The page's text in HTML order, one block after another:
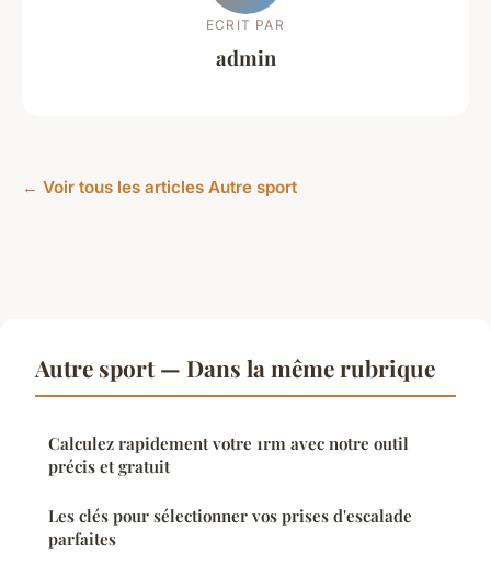
ECRIT PAR
admin
← Voir tous les articles Autre sport
Autre sport — Dans la même rubrique
Calculez rapidement votre 1rm avec notre outil
précis et gratuit
Les clés pour sélectionner vos prises d'escalade
parfaites